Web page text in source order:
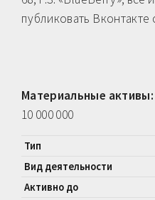
публиковать Вконтакте
Материальные активы:
10 000 000
Тип
Вид деятельности
Активно до